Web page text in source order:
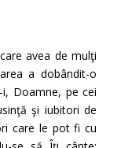
avea de mulţi
a dobândit-o
Doamne, pe cei
şi iubitori de
care le pot fi cu